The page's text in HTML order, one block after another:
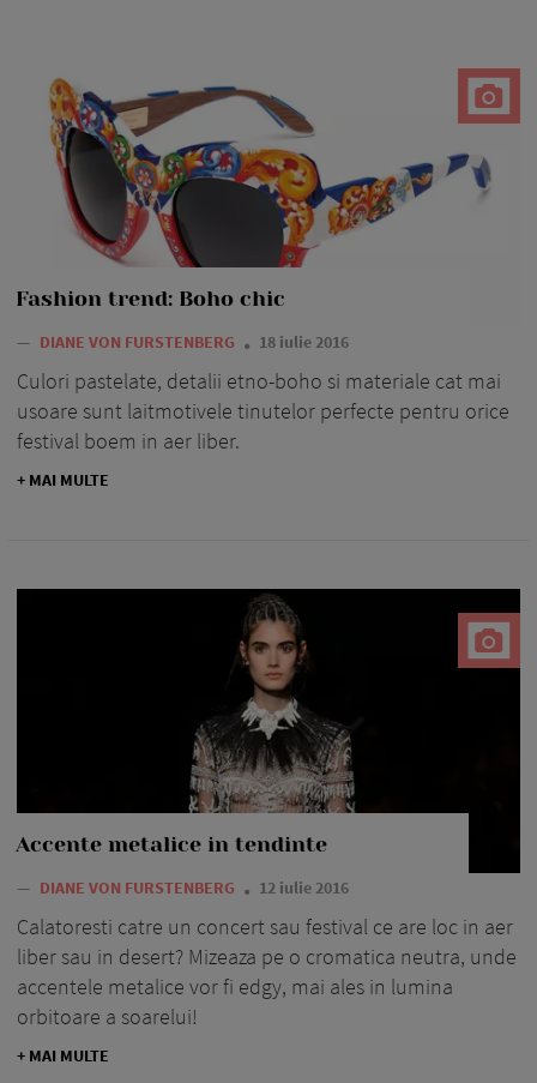
Fashion trend: Boho chic
— DIANE VON FURSTENBERG 18 iulie 2016
Culori pastelate, detalii etno-boho si materiale cat mai
usoare sunt laitmotivele tinutelor perfecte pentru orice
festival boem in aer liber.
+ MAI MULTE
Accente metalice in tendinte
— DIANE VON FURSTENBERG 12 iulie 2016
Calatoresti catre un concert sau festival ce are loc in aer
liber sau in desert? Mizeaza pe o cromatica neutra, unde
accentele metalice vor fi edgy, mai ales in lumina
orbitoare a soarelui!
+ MAI MULTE